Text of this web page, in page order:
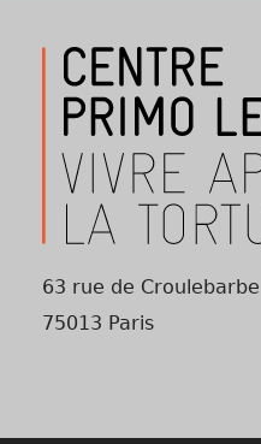
63 rue de Croulebarbe
75013 Paris